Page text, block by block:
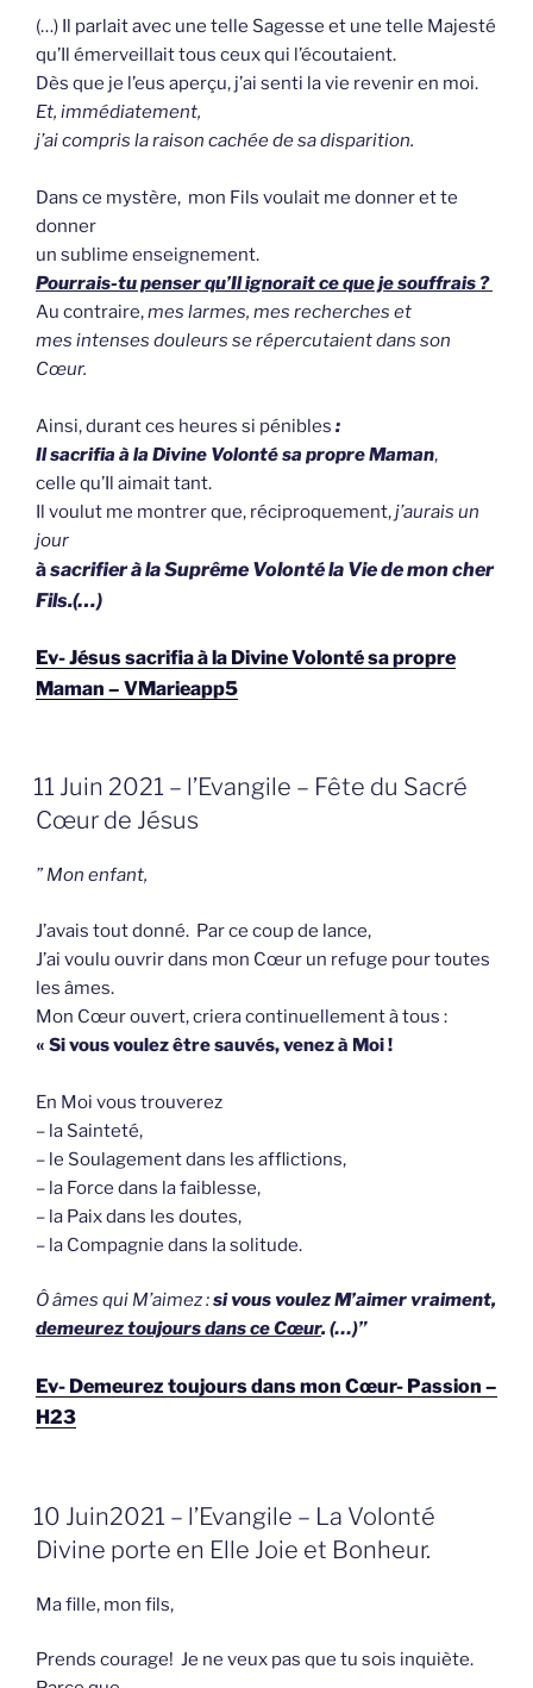
(…) Il parlait avec une telle Sagesse et une telle Majesté
qu’Il émerveillait tous ceux qui l’écoutaient.
Dès que je l’eus aperçu, j’ai senti la vie revenir en moi.
Et, immédiatement,
j’ai compris la raison cachée de sa disparition.
Dans ce mystère, mon Fils voulait me donner et te
donner
un sublime enseignement.
Pourrais-tu penser qu’Il ignorait ce que je souffrais ?
Au contraire,mes larmes, mes recherches et
mes intenses douleurs se répercutaient dans son
Cœur.
Ainsi, durant ces heures si pénibles :
Il sacrifia à la Divine Volonté sa propre Maman,
celle qu’Il aimait tant.
Il voulut me montrer que, réciproquement,j’aurais un
jour
àsacrifier à la Suprême Volonté la Vie de mon cher
Fils.(…)
Ev- Jésus sacrifia à la Divine Volonté sa propre
Maman – VMarieapp5
GEPLAATST
OP
11 Juin 2021 – l’Evangile – Fête du Sacré
Cœur de Jésus
” Mon enfant,
J’avais tout donné. Par ce coup de lance,
J’ai voulu ouvrir dans mon Cœur un refuge pour toutes
les âmes.
Mon Cœur ouvert, criera continuellement à tous :
« Si vous voulez être sauvés, venez à Moi !
En Moi vous trouverez
– la Sainteté,
– le Soulagement dans les afflictions,
– la Force dans la faiblesse,
– la Paix dans les doutes,
– la Compagnie dans la solitude.
Ô âmes qui M’aimez :si vous voulez M’aimer vraiment,
demeurez toujours dans ce Cœur. (…)”
Ev- Demeurez toujours dans mon Cœur- Passion –
H23
GEPLAATST
OP
10 Juin2021 – l’Evangile – La Volonté
Divine porte en Elle Joie et Bonheur.
Ma fille, mon fils,
Prends courage! Je ne veux pas que tu sois inquiète.